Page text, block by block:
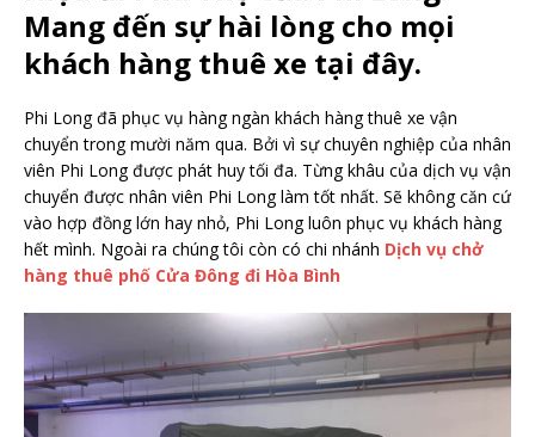
Mang đến sự hài lòng cho mọi
khách hàng thuê xe tại đây.
Phi Long đã phục vụ hàng ngàn khách hàng thuê xe vận
chuyển trong mười năm qua. Bởi vì sự chuyên nghiệp của nhân
viên Phi Long được phát huy tối đa. Từng khâu của dịch vụ vận
chuyển được nhân viên Phi Long làm tốt nhất. Sẽ không căn cứ
vào hợp đồng lớn hay nhỏ, Phi Long luôn phục vụ khách hàng
hết mình. Ngoài ra chúng tôi còn có chi nhánh Dịch vụ chở
hàng thuê phố Cửa Đông đi Hòa Bình